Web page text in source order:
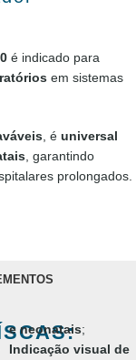
é indicado para
em sistemas
, é universal
, garantindo
prolongados.
e neonatais;
Indicação visual de